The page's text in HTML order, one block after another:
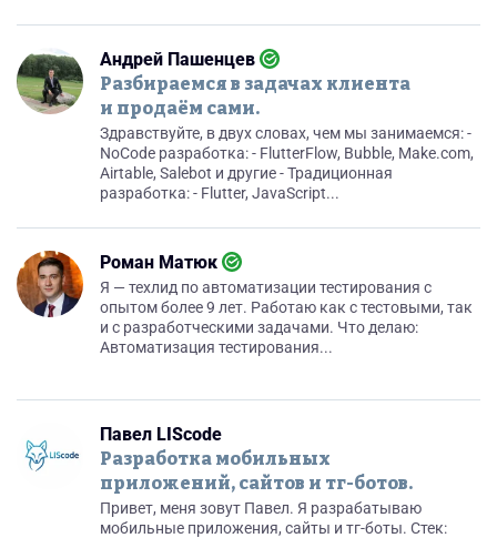
Андрей Пашенцев
Разбираемся в задачах клиента
и продаём сами.
Здравствуйте, в двух словах, чем мы занимаемся: -
NoCode разработка: - FlutterFlow, Bubble, Make.com,
Airtable, Salebot и другие - Традиционная
разработка: - Flutter, JavaScript...
Роман Матюк
Я — техлид по автоматизации тестирования с
опытом более 9 лет. Работаю как с тестовыми, так
и с разработческими задачами. Что делаю:
Автоматизация тестирования...
Павел LIScode
Разработка мобильных
приложений, сайтов и тг-ботов.
Привет, меня зовут Павел. Я разрабатываю
мобильные приложения, сайты и тг-боты. Стек: